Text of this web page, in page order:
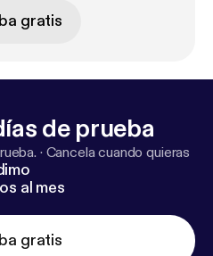
gratis
de prueba
· Cancela cuando quieras
al mes
gratis